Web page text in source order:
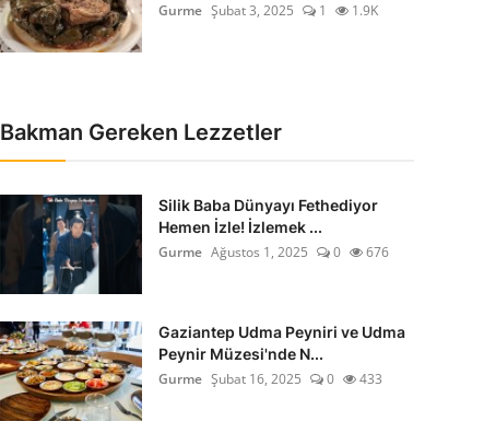
Gurme Şubat 3, 2025 1 1.9K
Bakman Gereken Lezzetler
Silik Baba Dünyayı Fethediyor
Hemen İzle! İzlemek ...
Gurme Ağustos 1, 2025 0 676
Gaziantep Udma Peyniri ve Udma
Peynir Müzesi'nde N...
Gurme Şubat 16, 2025 0 433